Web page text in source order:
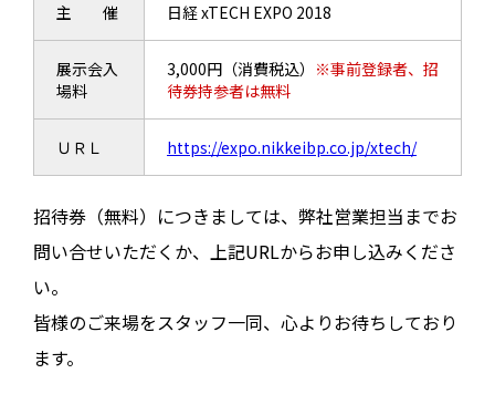
主 催 日経 xTECH EXPO 2018
展示会入
場料
3,000円（消費税込） ※事前登録者、招
待券持参者は無料
ＵＲＬ https://expo.nikkeibp.co.jp/xtech/
招待券（無料）につきましては、弊社営業担当までお
問い合せいただくか、上記URLからお申し込みくださ
い。
皆様のご来場をスタッフ一同、心よりお待ちしており
ます。